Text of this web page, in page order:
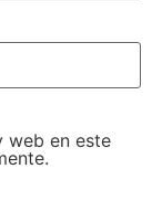
web en este